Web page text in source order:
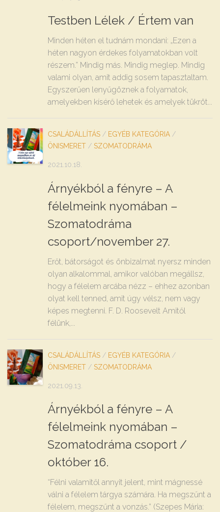
Testben Lélek / Értem van
Minden héten el tudnám mondani: „Ezen a
héten nagyon érdekes folyamatokban volt
részem.” Mindig más. Mindig meglep. Mindig
valami olyan, amit addig sosem tapasztaltam.
Egyszerűen lenyűgöznek a folyamatok,
amelyekben kísérő lehetek és amelyek tükröt...
CSALÁDÁLLÍTÁS / EGYÉB KATEGÓRIA /
ÖNISMERET / SZOMATODRÁMA
2021.10.18.
Árnyékból a fényre – A
félelmeink nyomában –
Szomatodráma
csoport/november 27.
Erőt, bátorságot és önbizalmat nyersz minden
olyan alkalommal, amikor valóban megállsz,
hogy a félelem arcába nézz – ehhez azonban
olyat kell tenned, amit úgy vélsz, nem vagy
képes megtenni. F. D. Roosevelt Amitől
félünk,...
CSALÁDÁLLÍTÁS / EGYÉB KATEGÓRIA /
ÖNISMERET / SZOMATODRÁMA
2021.09.13.
Árnyékból a fényre – A
félelmeink nyomában –
Szomatodráma csoport /
október 16.
“Félni valamitől annyit jelent, mint mágnessé
válni a félelem tárgya számára. Ha megszűnt a
félelem, megszűnt a vonzás.” (Szepes Mária: